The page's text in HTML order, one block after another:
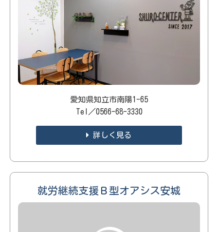
愛知県知立市南陽1-65
Tel／0566-68-3330
詳しく見る
就労継続支援Ｂ型オアシス安城